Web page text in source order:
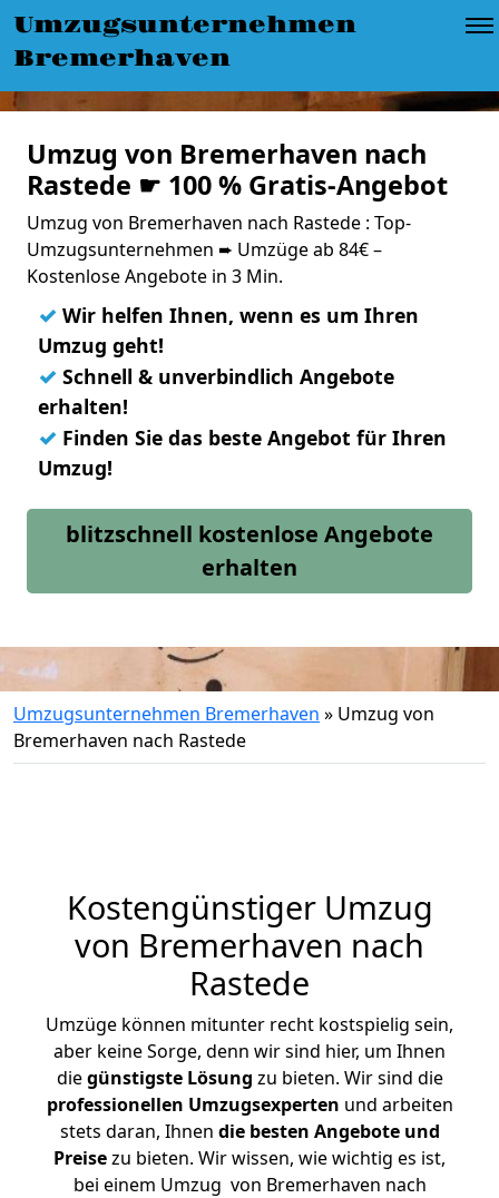
Umzugsunternehmen
Bremerhaven
Umzug von Bremerhaven nach
Rastede ☛ 100 % Gratis-Angebot
Umzug von Bremerhaven nach Rastede : Top-
Umzugsunternehmen ➨ Umzüge ab 84€ –
Kostenlose Angebote in 3 Min.
✓ Wir helfen Ihnen, wenn es um Ihren
Umzug geht!
✓ Schnell & unverbindlich Angebote
erhalten!
✓ Finden Sie das beste Angebot für Ihren
Umzug!
blitzschnell kostenlose Angebote
erhalten
Umzugsunternehmen Bremerhaven » Umzug von
Bremerhaven nach Rastede
Kostengünstiger Umzug
von Bremerhaven nach
Rastede
Umzüge können mitunter recht kostspielig sein,
aber keine Sorge, denn wir sind hier, um Ihnen
diegünstigste Lösung zu bieten. Wir sind die
professionellen Umzugsexperten und arbeiten
stets daran, Ihnen die besten Angebote und
Preisezu bieten. Wir wissen, wie wichtig es ist,
bei einem Umzug von Bremerhaven nach